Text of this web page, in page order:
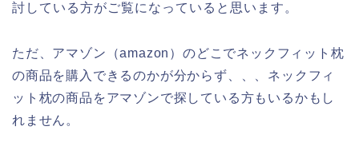
討している方がご覧になっていると思います。
ただ、アマゾン（amazon）のどこでネックフィット枕
の商品を購入できるのかが分からず、、、ネックフィ
ット枕の商品をアマゾンで探している方もいるかもし
れません。